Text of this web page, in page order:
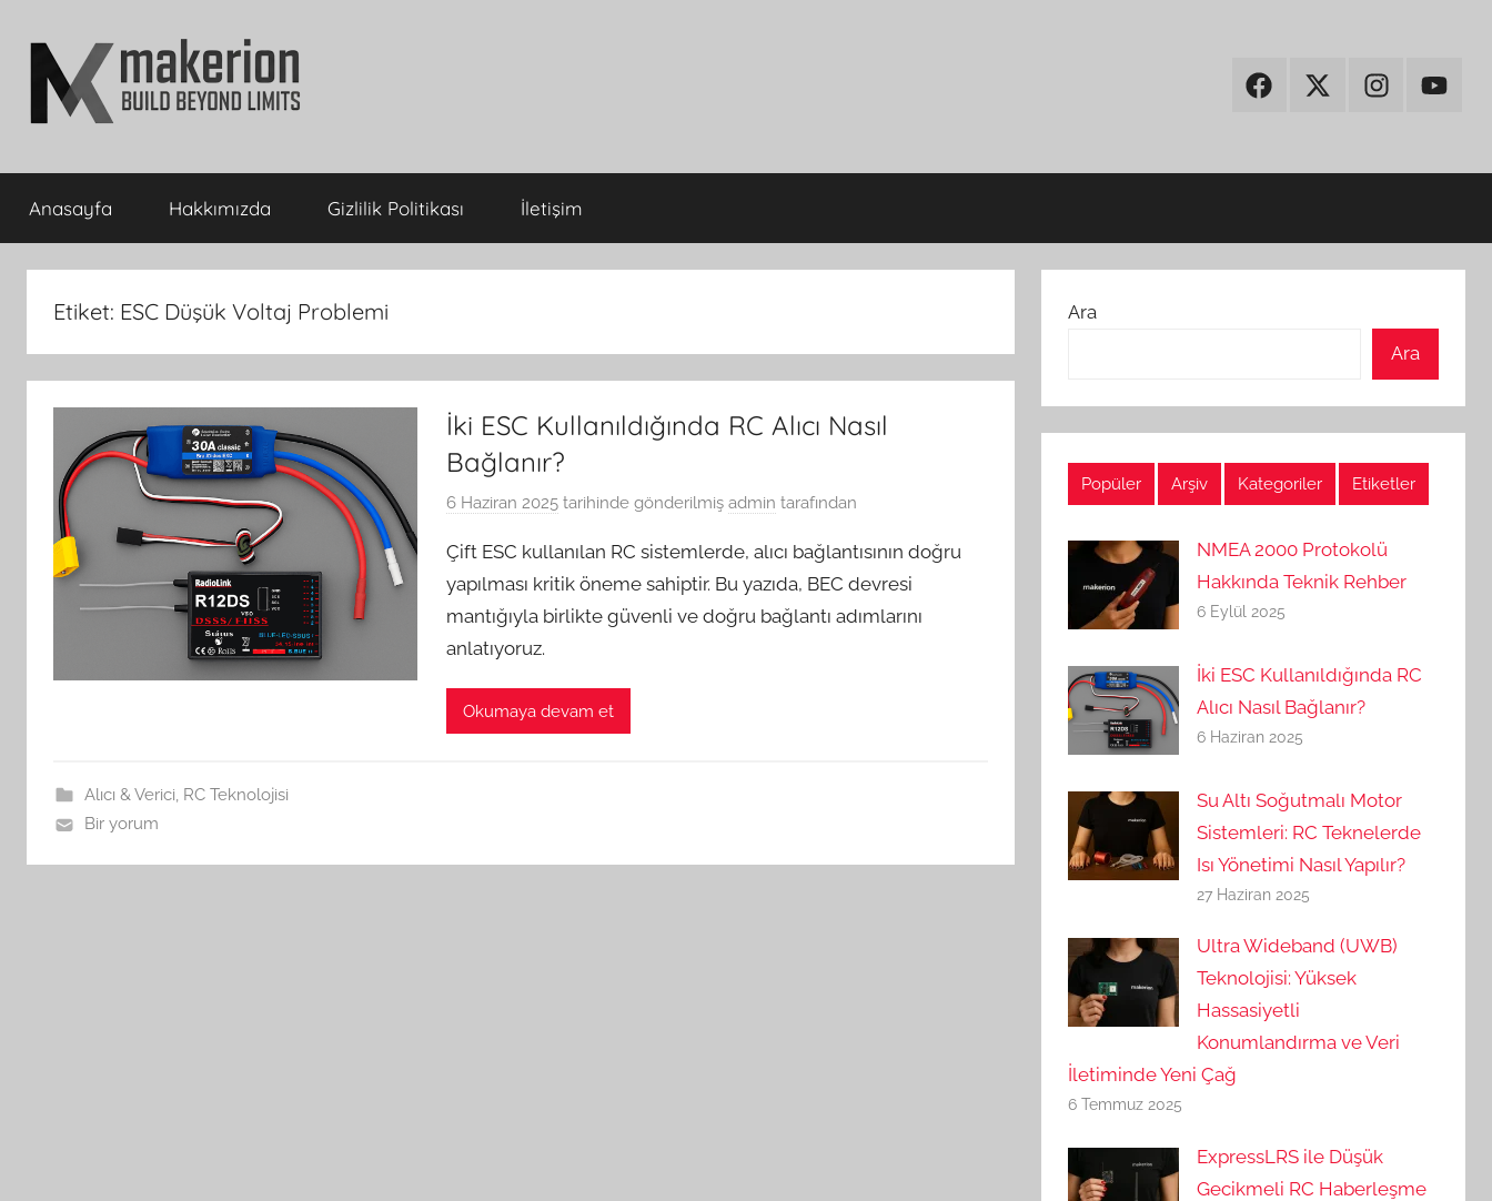
atla
makerion
Blog
Beyond
Limits
FacebookTwitterInstagramYoutube
Anasayfa Hakkımızda Gizlilik Politikası İletişim
Etiket: ESC Düşük Voltaj Problemi
İki ESC Kullanıldığında RC Alıcı Nasıl
Bağlanır?
6 Haziran 2025tarihinde gönderilmiş admin tarafından
Çift ESC kullanılan RC sistemlerde, alıcı bağlantısının doğru
yapılması kritik öneme sahiptir. Bu yazıda, BEC devresi
mantığıyla birlikte güvenli ve doğru bağlantı adımlarını
anlatıyoruz.
Okumaya devam et
Alıcı & Verici, RC Teknolojisi
Bir yorum
Ara
Ara
Popüler Arşiv Kategoriler Etiketler
NMEA 2000 Protokolü
Hakkında Teknik Rehber
6 Eylül 2025
İki ESC Kullanıldığında RC
Alıcı Nasıl Bağlanır?
6 Haziran 2025
Su Altı Soğutmalı Motor
Sistemleri: RC Teknelerde
Isı Yönetimi Nasıl Yapılır?
27 Haziran 2025
Ultra Wideband (UWB)
Teknolojisi: Yüksek
Hassasiyetli
Konumlandırma ve Veri
İletiminde Yeni Çağ
6 Temmuz 2025
ExpressLRS ile Düşük
Gecikmeli RC Haberleşme